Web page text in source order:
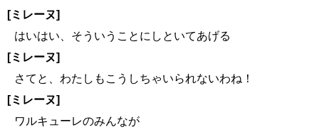
[ミレーヌ]
はいはい、そういうことにしといてあげる
[ミレーヌ]
さてと、わたしもこうしちゃいられないわね！
[ミレーヌ]
ワルキューレのみんなが